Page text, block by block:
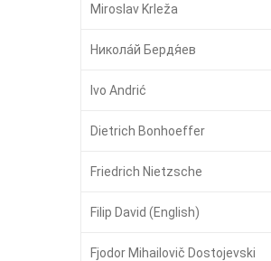
Miroslav Krleža
Никола́й Бердя́ев
Ivo Andrić
Dietrich Bonhoeffer
Friedrich Nietzsche
Filip David (English)
Fjodor Mihailovič Dostojevski